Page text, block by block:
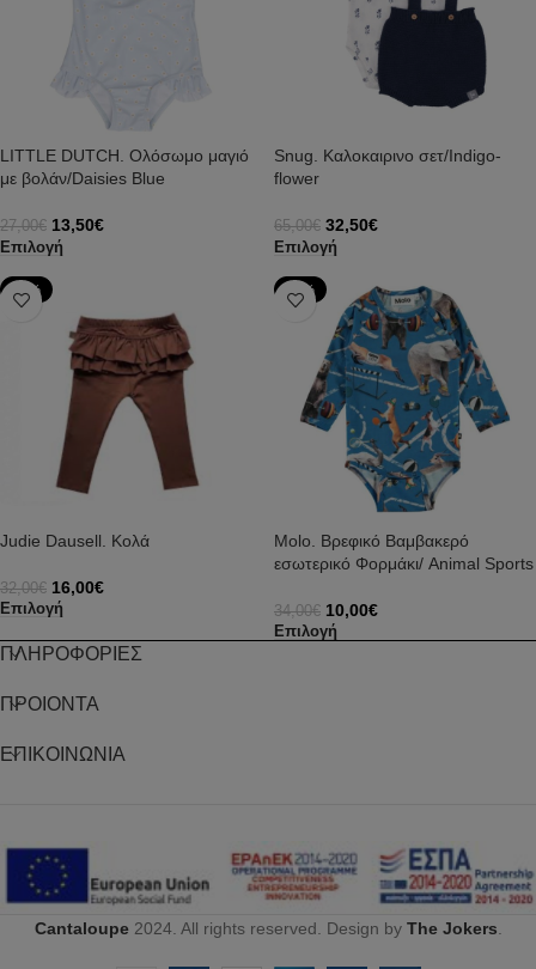
LITTLE DUTCH. Ολόσωμο μαγιό
με βολάν/Daisies Blue
27,00€ 13,50€
Επιλογή
Snug. Καλοκαιρινο σετ/Indigo-
flower
65,00€ 32,50€
Επιλογή
-50%
Judie Dausell. Κολά
32,00€ 16,00€
Επιλογή
-71%
Molo. Βρεφικό Βαμβακερό
εσωτερικό Φορμάκι/ Animal Sports
34,00€ 10,00€
Επιλογή
ΠΛΗΡΟΦΟΡΙΕΣ
ΠΡΟΙΟΝΤΑ
ΕΠΙΚΟΙΝΩΝΙΑ
Cantaloupe 2024. All rights reserved. Design by The Jokers